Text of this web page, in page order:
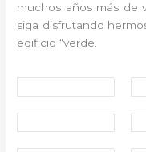
muchos años más de
siga disfrutando
edificio “verde.